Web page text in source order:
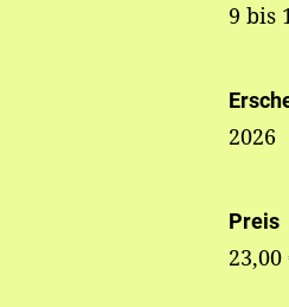
9 bis
2026
Preis
23,00